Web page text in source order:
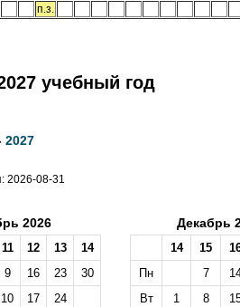
п.з.
учебный год
2027
2026-08-31
2026
11 12 13
14
9 16 23
30
10 17
24
Декабрь
14 15
Пн
7
Вт
1 8